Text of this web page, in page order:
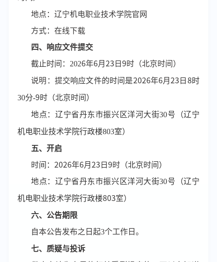
地点：辽宁机电职业技术学院官网
方式：在线下载
四、响应文件提交
截止时间： 2026年6月23 日9时（北京时间）
说明：提交响应文件的时间是2026年6月23日 8时
30分-9时（北京时间）
地点：辽宁省丹东市振兴区洋河大街30号（辽宁
机电职业技术学院行政楼803室）
五、开启
时间：2026年6月23 日9时 （北京时间）
地点：辽宁省丹东市振兴区洋河大街30号（辽宁
机电职业技术学院行政楼803室）
六、公告期限
自本公告发布之日起3个工作日。
七、质疑与投诉